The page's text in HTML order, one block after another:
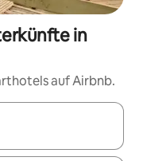
in
auf Airbnb.
mit den